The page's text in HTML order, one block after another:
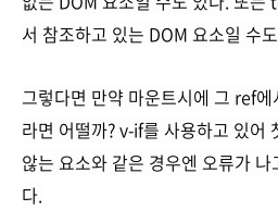
서 참조하고 있는 DOM 요소일 수
그렇다면 만약 마운트시에 그 ref
라면 어떨까?v-if를 사용하고 있어
않는 요소와 같은 경우엔 오류가
다.